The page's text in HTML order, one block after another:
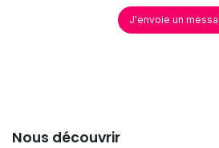
J'envoie un
Nous découvrir